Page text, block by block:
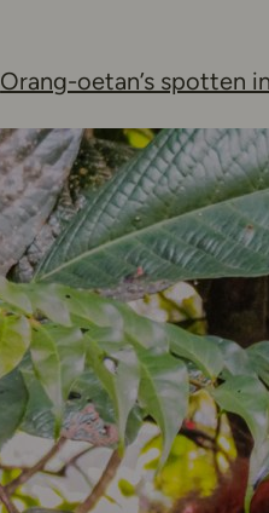
Orang-oetan’s spotten